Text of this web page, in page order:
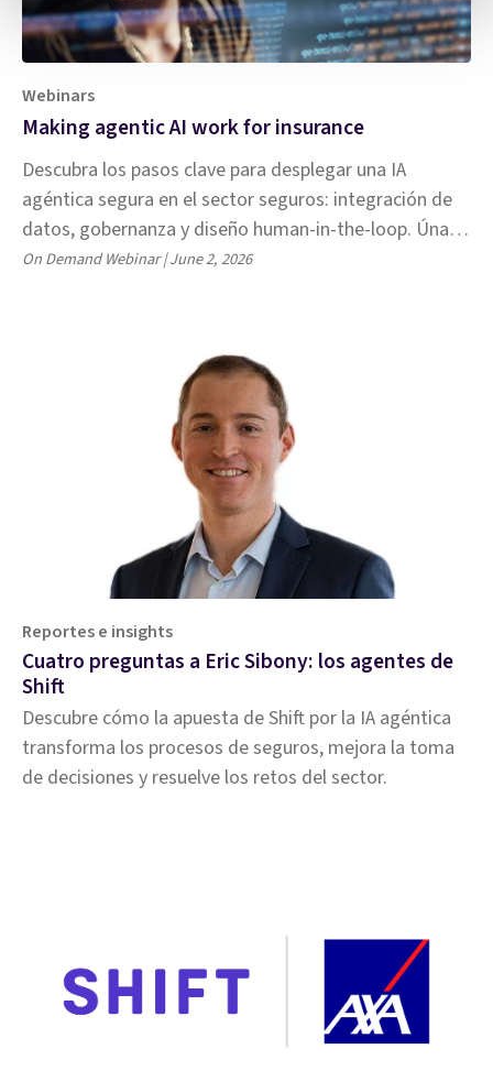
Webinars
Making agentic AI work for insurance
Descubra los pasos clave para desplegar una IA
agéntica segura en el sector seguros: integración de
datos, gobernanza y diseño human-in-the-loop. Únase
a los expertos de Shift, Microsoft y Celent en este
On Demand Webinar | June 2, 2026
Reportes e insights
Cuatro preguntas a Eric Sibony: los agentes de
Shift
Descubre cómo la apuesta de Shift por la IA agéntica
transforma los procesos de seguros, mejora la toma
de decisiones y resuelve los retos del sector.